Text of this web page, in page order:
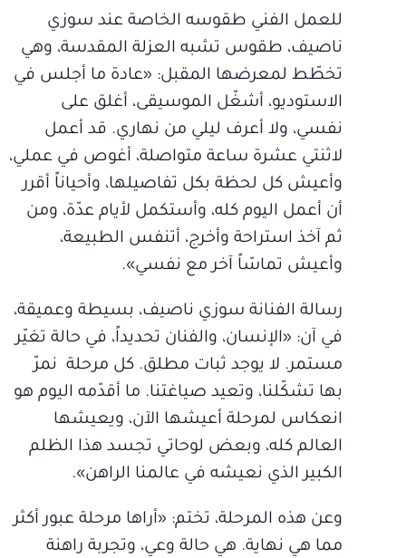
للعمل الفني طقوسه الخاصة عند سوزي
ناصيف، طقوس تشبه العزلة المقدسة، وهي
تخطّط لمعرضها المقبل: «عادة ما أجلس في
الاستوديو، أشغّل الموسيقى، أغلق على
نفسي، ولا أعرف ليلي من نهاري. قد أعمل
لاثنتي عشرة ساعة متواصلة، أغوص في عملي،
وأعيش كل لحظة بكل تفاصيلها، وأحياناً أقرر
أن أعمل اليوم كله، وأستكمل لأيام عدّة، ومن
ثم آخذ استراحة وأخرج، أتنفس الطبيعة،
وأعيش تماسّاً آخر مع نفسي».
رسالة الفنانة سوزي ناصيف، بسيطة وعميقة،
في آن: «الإنسان، والفنان تحديداً، في حالة تغيّر
مستمر. لا يوجد ثبات مطلق. كل مرحلة نمرّ
بها تشكّلنا، وتعيد صياغتنا. ما أقدّمه اليوم هو
انعكاس لمرحلة أعيشها الآن، ويعيشها
العالم كله، وبعض لوحاتي تجسد هذا الظلم
الكبير الذي نعيشه في عالمنا الراهن».
وعن هذه المرحلة، تختم: «أراها مرحلة عبور أكثر
مما هي نهاية. هي حالة وعي، وتجربة راهنة